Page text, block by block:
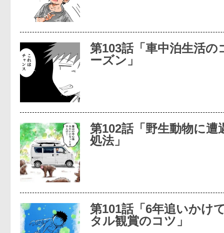
第103話「車中泊生活の
ーズン」
第102話「野生動物に遭
処法」
第101話「6年追いかけ
タル観賞のコツ」